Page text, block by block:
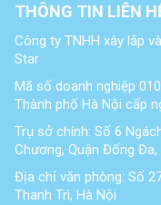
THÔNG TIN LIÊN
Công ty TNHH xây lắp
Star
Mã số doanh nghiệp
Thành phố Hà Nội cấp
Trụ sở chính: Số 6
Chương, Quận Đống Đa,
Địa chỉ văn phòng: Số
Thanh Trì, Hà Nội